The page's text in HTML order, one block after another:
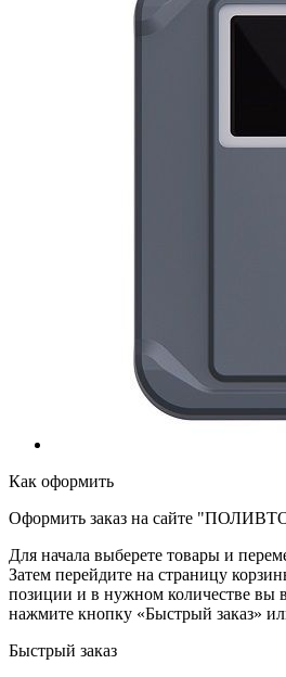
Как оформить
Оформить заказ на сайте
Для начала выберете товары и
Затем перейдите на страницу
позиции и в нужном количестве вы
нажмите кнопку «Быстрый заказ»
Быстрый заказ